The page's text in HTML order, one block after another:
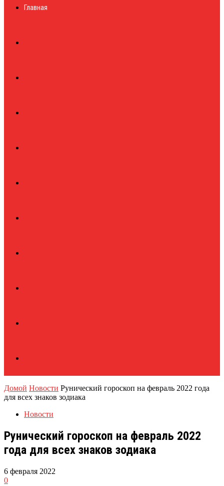
журналГлавная
Домой Новости Рунический гороскоп на февраль 2022 года
для всех знаков зодиака
Новости
Рунический гороскоп на февраль 2022
года для всех знаков зодиака
6 февраля 2022
0